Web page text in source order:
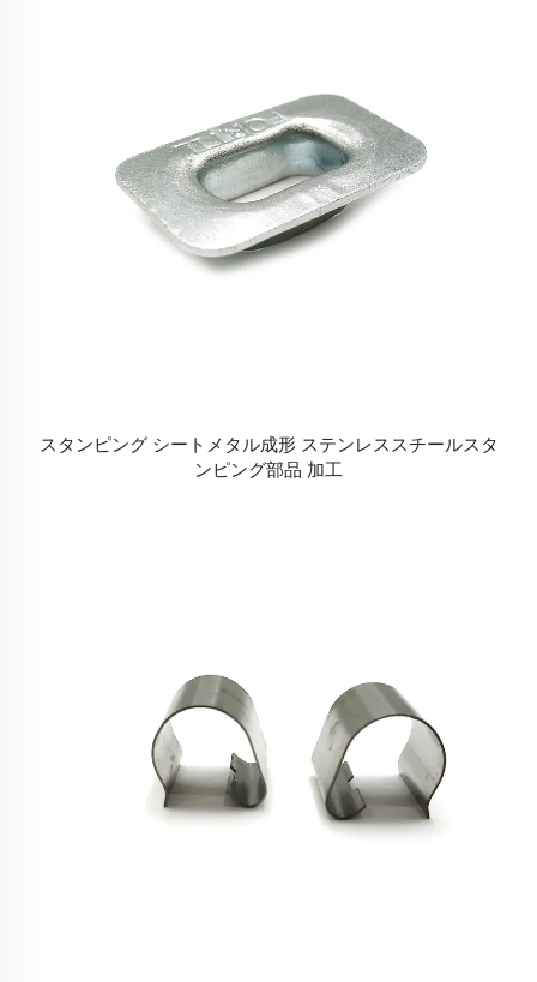
スタンピング シートメタル成形 ステンレススチールスタ
ンピング部品 加工